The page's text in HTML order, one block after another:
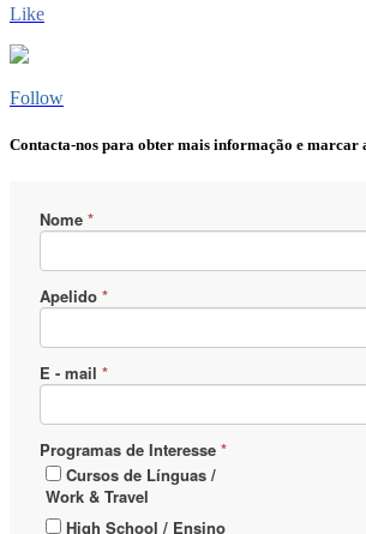
Like
Follow
Contacta-nos para obter mais informação e